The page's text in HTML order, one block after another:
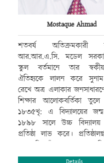
Mostaque Ahmad
শতবর্ষ অতিক্রমকারী
আর.আর.এ.সি. মডেল
স্কুল বর্তমানে তার
ঐতিহ্যকে লালন করে
রেখে অত্র এলাকার
শিক্ষার আলোকবর্তিকা তুলে
১৮৩৫খৃ: এ বিদ্যালয়ের
১৮৯৮ সালে উচ্চ বিদ্যালয়
প্রতিষ্ঠা লাভ করে।
অদ্যাবধি যাঁদের হৃদয়ে এ
জ্ঞানের ছোঁয়া লেগেছে, তাঁরাই